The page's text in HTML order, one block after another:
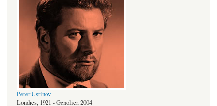
Peter Ustinov
Londres, 1921 - Genolier, 2004